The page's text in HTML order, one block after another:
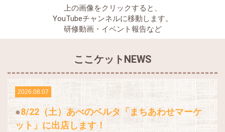
上の画像をクリックすると、
YouTubeチャンネルに移動します。
研修動画・イベント報告など
ここケットNEWS
2026.08.07
8/22（土）あべのベルタ「まちあわせマーケ
ット」に出店します！